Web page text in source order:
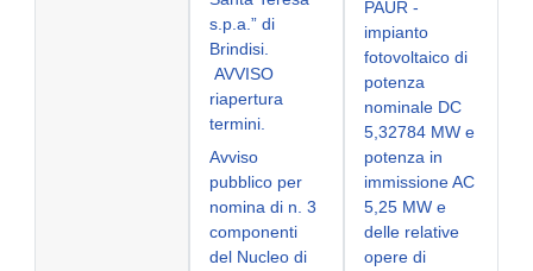
s.p.a.” di
Brindisi.
AVVISO
riapertura
termini.
Avviso
pubblico per
nomina di n. 3
componenti
del Nucleo di
PAUR -
impianto
fotovoltaico di
potenza
nominale DC
5,32784 MW e
potenza in
immissione AC
5,25 MW e
delle relative
opere di